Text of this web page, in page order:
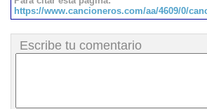
https://www.cancioneros.com/aa/4609/0/
Escribe tu comentario